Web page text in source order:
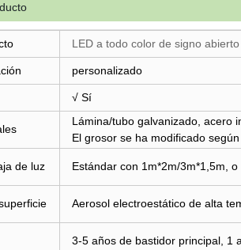
LED a todo color de signo
personalizado
√ Sí
Lámina/tubo galvanizado, acero
El grosor se ha modificado
de luz Estándar con 1m*2m/3m*1,5m,
Aerosol electroestático de alta
3-5 años de bastidor principal, 1